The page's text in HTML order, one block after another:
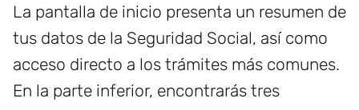
La pantalla de inicio presenta un resumen de
tus datos de la Seguridad Social, así como
acceso directo a los trámites más comunes.
En la parte inferior, encontrarás tres